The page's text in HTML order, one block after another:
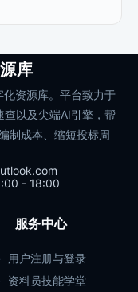
库
资源库。平台致力于
以及尖端AI引擎，帮
制成本、缩短投标周
- 18:00
服务中心
用户注册与登录
资料员技能学堂